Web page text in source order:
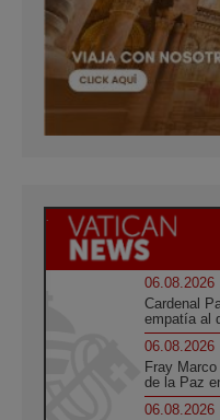
06.08.2026
Cardenal
empatía al
06.08.2026
Fray
de la Paz
06.08.2026